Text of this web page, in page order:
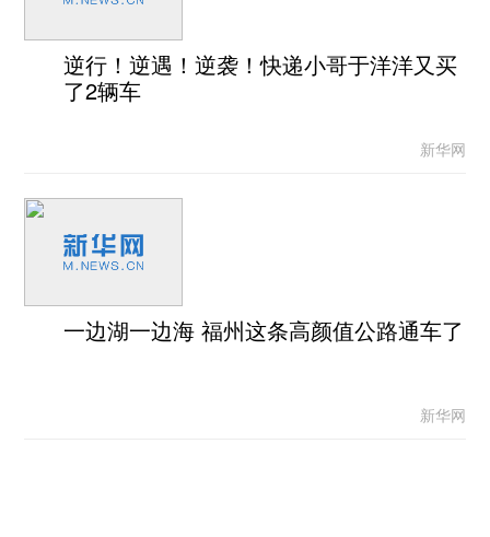
逆行！逆遇！逆袭！快递小哥于洋洋又买
了2辆车
新华网
一边湖一边海 福州这条高颜值公路通车了
新华网